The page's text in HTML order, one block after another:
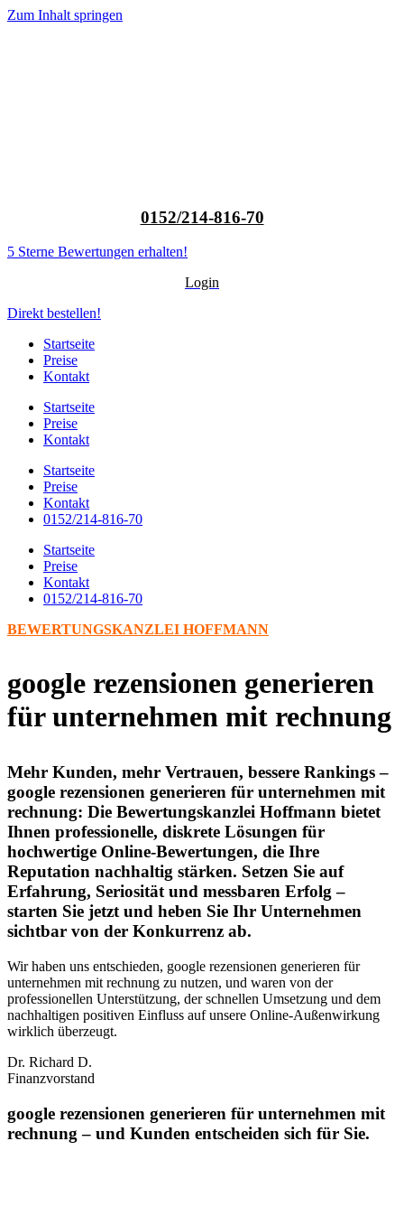
Zum Inhalt springen
0152/214-816-70
5 Sterne Bewertungen erhalten!
Login
Direkt bestellen!
Startseite
Preise
Kontakt
Startseite
Preise
Kontakt
Startseite
Preise
Kontakt
0152/214-816-70
Startseite
Preise
Kontakt
0152/214-816-70
BEWERTUNGSKANZLEI HOFFMANN
google rezensionen generieren
für unternehmen mit rechnung
Mehr Kunden, mehr Vertrauen, bessere Rankings –
google rezensionen generieren für unternehmen mit
rechnung: Die Bewertungskanzlei Hoffmann bietet
Ihnen professionelle, diskrete Lösungen für
hochwertige Online-Bewertungen, die Ihre
Reputation nachhaltig stärken. Setzen Sie auf
Erfahrung, Seriosität und messbaren Erfolg –
starten Sie jetzt und heben Sie Ihr Unternehmen
sichtbar von der Konkurrenz ab.
Wir haben uns entschieden, google rezensionen generieren für
unternehmen mit rechnung zu nutzen, und waren von der
professionellen Unterstützung, der schnellen Umsetzung und dem
nachhaltigen positiven Einfluss auf unsere Online‑Außenwirkung
wirklich überzeugt.
Dr. Richard D.
Finanzvorstand
google rezensionen generieren für unternehmen mit
rechnung – und Kunden entscheiden sich für Sie.